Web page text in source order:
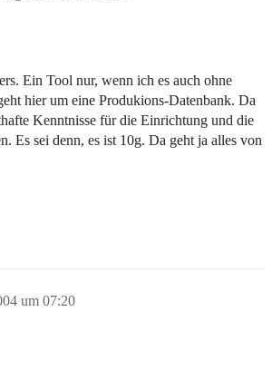
Ein Tool nur, wenn ich es auch ohne
hier um eine Produkions-Datenbank. Da
Kenntnisse für die Einrichtung und die
Es sei denn, es ist 10g. Da geht ja alles von
um 07:20